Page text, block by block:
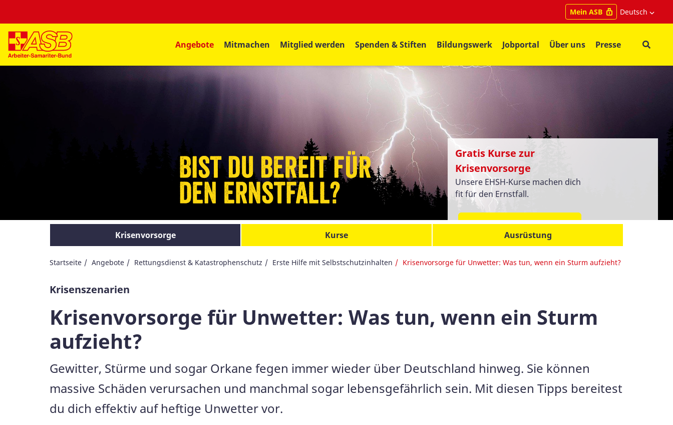
Mein ASB Deutsch
Angebote Mitmachen Mitglied werden Spenden & Stiften Bildungswerk Jobportal Über uns Presse
Gratis Kurse zur
Krisenvorsorge
Unsere EHSH-Kurse machen dich
fit für den Ernstfall.
Jetzt kostenlos buchen
Krisenvorsorge Kurse Ausrüstung
Startseite Angebote Rettungsdienst & Katastrophenschutz Erste Hilfe mit Selbstschutzinhalten Krisenvorsorge für Unwetter: Was tun, wenn ein Sturm aufzieht?
Krisenszenarien
Krisenvorsorge für Unwetter: Was tun, wenn ein Sturm
aufzieht?
Gewitter, Stürme und sogar Orkane fegen immer wieder über Deutschland hinweg. Sie können
massive Schäden verursachen und manchmal sogar lebensgefährlich sein. Mit diesen Tipps bereitest
du dich effektiv auf heftige Unwetter vor.